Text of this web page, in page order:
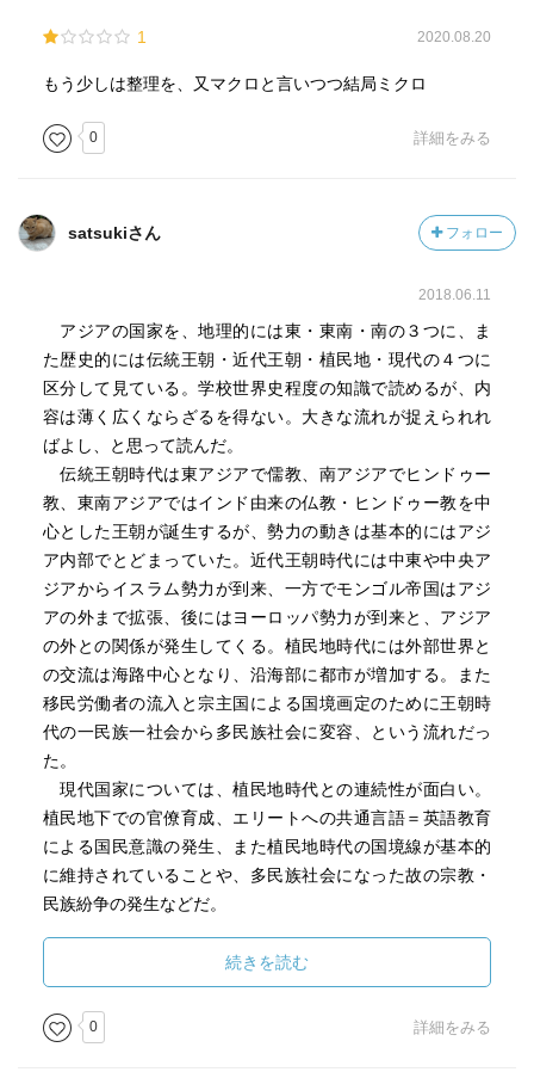
1 2020.08.20
もう少しは整理を、又マクロと言いつつ結局ミクロ
0 詳細をみる
satsukiさん フォロー
2018.06.11
アジアの国家を、地理的には東・東南・南の３つに、ま
た歴史的には伝統王朝・近代王朝・植民地・現代の４つに
区分して見ている。学校世界史程度の知識で読めるが、内
容は薄く広くならざるを得ない。大きな流れが捉えられれ
ばよし、と思って読んだ。
伝統王朝時代は東アジアで儒教、南アジアでヒンドゥー
教、東南アジアではインド由来の仏教・ヒンドゥー教を中
心とした王朝が誕生するが、勢力の動きは基本的にはアジ
ア内部でとどまっていた。近代王朝時代には中東や中央ア
ジアからイスラム勢力が到来、一方でモンゴル帝国はアジ
アの外まで拡張、後にはヨーロッパ勢力が到来と、アジア
の外との関係が発生してくる。植民地時代には外部世界と
の交流は海路中心となり、沿海部に都市が増加する。また
移民労働者の流入と宗主国による国境画定のために王朝時
代の一民族一社会から多民族社会に変容、という流れだっ
た。
現代国家については、植民地時代との連続性が面白い。
植民地下での官僚育成、エリートへの共通言語＝英語教育
による国民意識の発生、また植民地時代の国境線が基本的
に維持されていることや、多民族社会になった故の宗教・
民族紛争の発生などだ。
続きを読む
0 詳細をみる